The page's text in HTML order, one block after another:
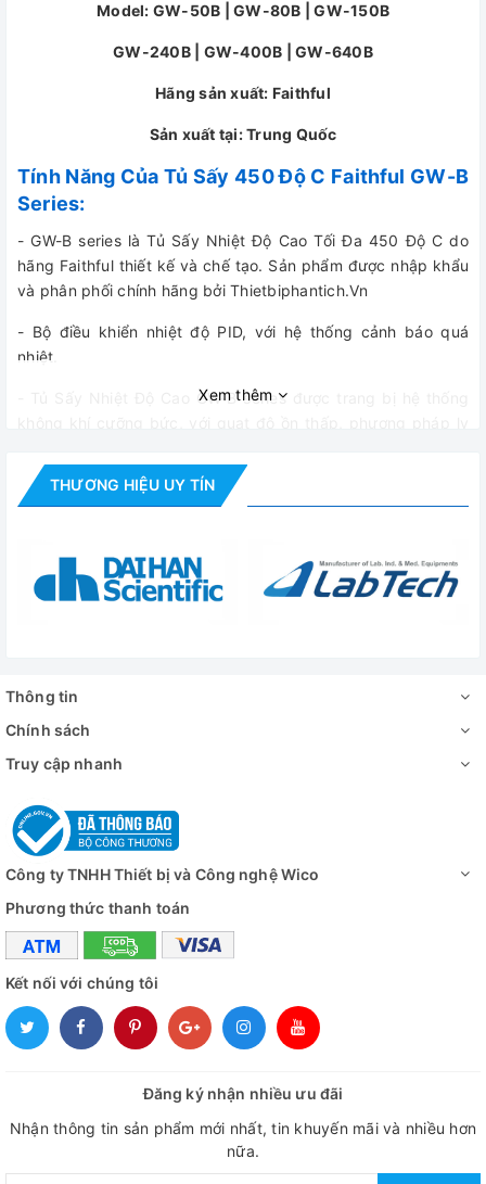
Model: GW-50B | GW-80B | GW-150B
GW-240B | GW-400B | GW-640B
Hãng sản xuất: Faithful
Sản xuất tại: Trung Quốc
Tính Năng Của Tủ Sấy 450 Độ C Faithful GW-B
Series:
- GW-B series là Tủ Sấy Nhiệt Độ Cao Tối Đa 450 Độ C do
hãng Faithful thiết kế và chế tạo. Sản phẩm được nhập khẩu
và phân phối chính hãng bởi Thietbiphantich.Vn
- Bộ điều khiển nhiệt độ PID, với hệ thống cảnh báo quá
nhiệt.
- Tủ Sấy Nhiệt Độ Cao GW-B series được trang bị hệ thống
Xem thêm
THƯƠNG HIỆU UY TÍN
Thông tin
Chính sách
Truy cập nhanh
Công ty TNHH Thiết bị và Công nghệ Wico
Phương thức thanh toán
Kết nối với chúng tôi
Đăng ký nhận nhiều ưu đãi
Nhận thông tin sản phẩm mới nhất, tin khuyến mãi và nhiều hơn
nữa.